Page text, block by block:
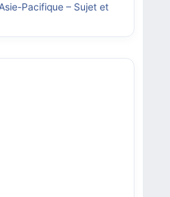
Pacifique – Sujet et